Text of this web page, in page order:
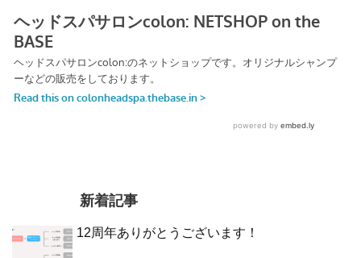
新着記事
12周年ありがとうございます！